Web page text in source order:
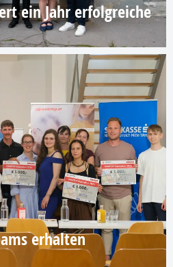
ein Jahr erfolgreiche
erhalten